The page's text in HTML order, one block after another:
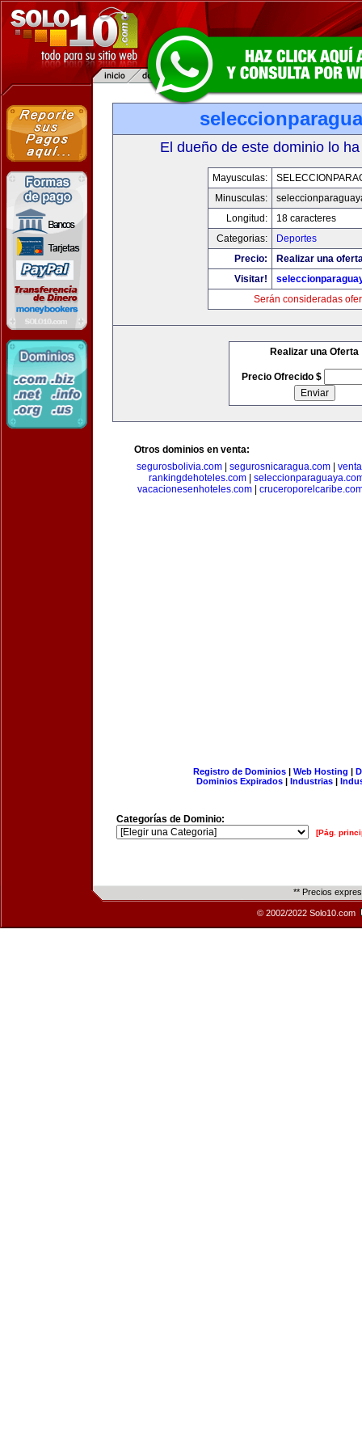
El dueño de este dominio lo
Mayusculas:
Minusculas:
Longitud:
18 caracteres
Categorias:
Deportes
Precio:
Realizar una
Visitar!
Serán consideradas
Realizar una Oferta
Precio Ofrecido $
Otros dominios en venta:
segurosbolivia.com| segurosnicaragua.com|
rankingdehoteles.com|
vacacionesenhoteles.com
Registro de Dominios| Web Hosting |
Dominios Expirados | Industrias |
Categorías de Dominio:
[Pág.
** Precios
© 2002/2022 Solo10.com